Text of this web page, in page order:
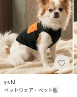
yield
ペットウェア・ペット服